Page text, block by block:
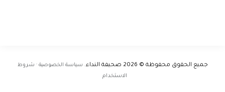
جميع الحقوق محفوظة © 2026 صحيفة النداء. سياسة الخصوصية · شروط
الاستخدام